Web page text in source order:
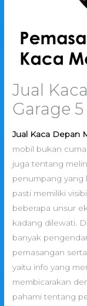
Jual
Garage 5
Jual Kaca Depan
mobil bukan
juga tentang
penumpang yang
pasti memiliki
beberapa unsur
kadang dilewati.
banyak
pemasangan
yaitu info yang
membicarakan
pahami tentang